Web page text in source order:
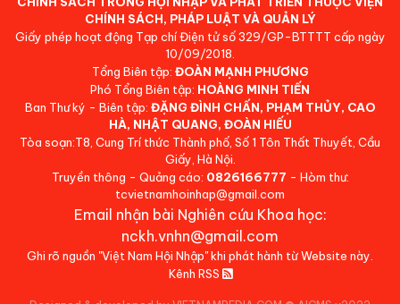
CHÍNH SÁCH, PHÁP LUẬT VÀ QUẢN LÝ
Giấy phép hoạt động Tạp chí Điện tử số 329/GP-BTTTT cấp ngày
10/09/2018.
Tổng Biên tập: ĐOÀN MẠNH PHƯƠNG
Phó Tổng Biên tập: HOÀNG MINH TIẾN
Ban Thư ký - Biên tập: ĐẶNG ĐÌNH CHẤN, PHẠM THỦY, CAO
HÀ, NHẬT QUANG, ĐOÀN HIẾU
Tòa soạn:T8, Cung Trí thức Thành phố, Số 1 Tôn Thất Thuyết, Cầu
Giấy, Hà Nội.
Truyền thông - Quảng cáo: 0826166777 - Hòm thư:
tcvietnamhoinhap@gmail.com
Email nhận bài Nghiên cứu Khoa học:
nckh.vnhn@gmail.com
Ghi rõ nguồn "Việt Nam Hội Nhập" khi phát hành từ Website này.
Kênh RSS